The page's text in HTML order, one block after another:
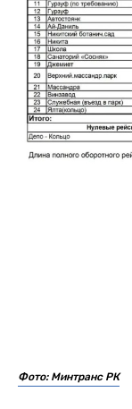
Фото: Минтранс РК